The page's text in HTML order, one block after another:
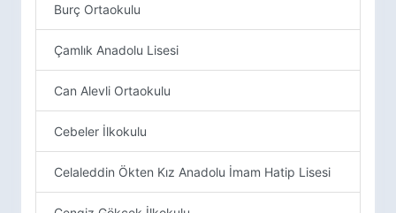
Burç Ortaokulu
Çamlık Anadolu Lisesi
Can Alevli Ortaokulu
Cebeler İlkokulu
Celaleddin Ökten Kız Anadolu İmam Hatip Lisesi